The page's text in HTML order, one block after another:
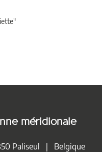
méridionale
Paliseul | Belgique